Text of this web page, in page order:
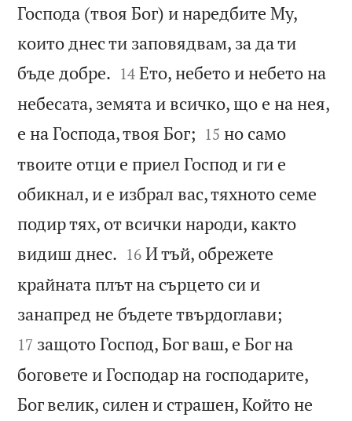
Господа (твоя Бог) и наредбите Му,
които днес ти заповядвам, за да ти
бъде добре. 

14 Ето, небето и небето на
небесата, земята и всичко, що е на нея,
е на Господа, твоя Бог; 

15 но само
твоите отци е приел Господ и ги е
обикнал, и е избрал вас, тяхното семе
подир тях, от всички народи, както
видиш днес. 

16 И тъй, обрежете
крайната плът на сърцето си и
занапред не бъдете твърдоглави;
17 защото Господ, Бог ваш, е Бог на
боговете и Господар на господарите,
Бог велик, силен и страшен, Който не